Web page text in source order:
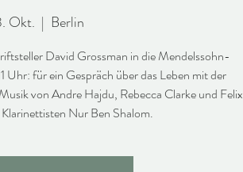
Okt.
  |
Berlin
David Grossman in die Mendelssohn-
Uhr: für ein Gespräch über das Leben mit der
von Andre Hajdu, Rebecca Clarke und Felix
Nur Ben Shalom.